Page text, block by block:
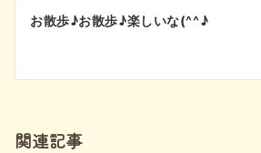
ビ
シ
お散歩♪お散歩♪楽しいな(^^♪
関連記事